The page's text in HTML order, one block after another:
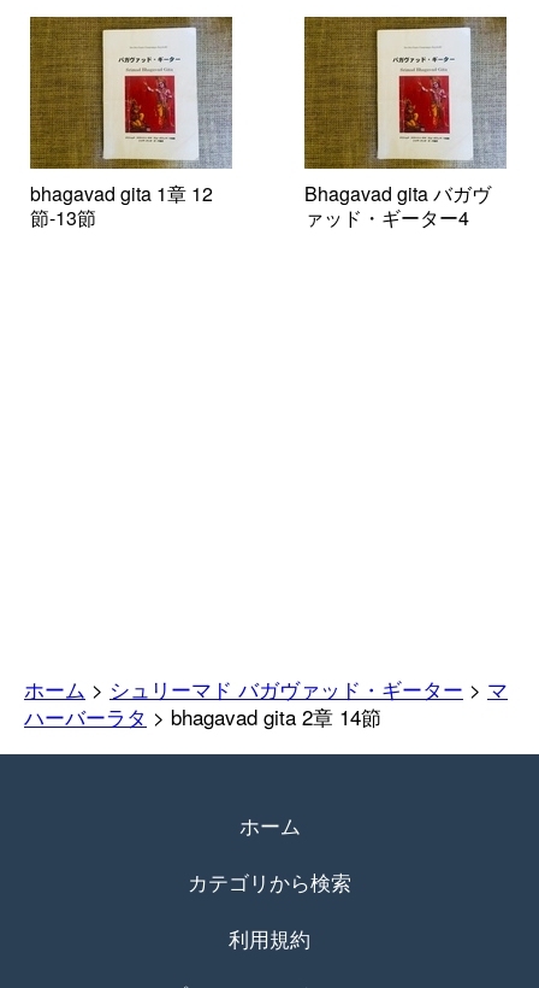
bhagavad gita 1章 12
節-13節
Bhagavad gita バガヴ
ァッド・ギーター4
ホーム > シュリーマド バガヴァッド・ギーター > マ
ハーバーラタ > bhagavad gita 2章 14節
ホーム
カテゴリから検索
利用規約